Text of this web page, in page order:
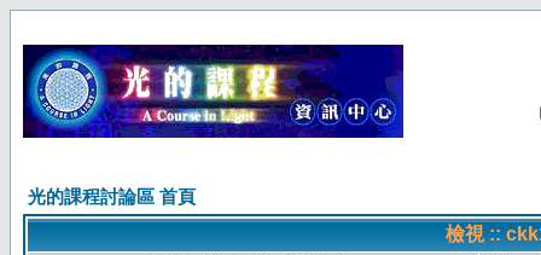
光的課程討論區 首頁
檢視 ::